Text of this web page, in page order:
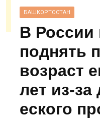
БАШКОРТОСТАН
В России
поднять
возраст
лет
еского